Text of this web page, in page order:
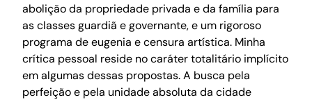
abolição da propriedade privada e da família para
as classes guardiã e governante, e um rigoroso
programa de eugenia e censura artística. Minha
crítica pessoal reside no caráter totalitário implícito
em algumas dessas propostas. A busca pela
perfeição e pela unidade absoluta da cidade